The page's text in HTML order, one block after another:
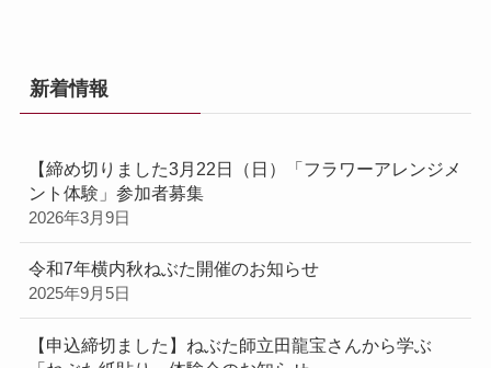
新着情報
【締め切りました3月22日（日）「フラワーアレンジメ
ント体験」参加者募集
2026年3月9日
令和7年横内秋ねぶた開催のお知らせ
2025年9月5日
【申込締切ました】ねぶた師立田龍宝さんから学ぶ